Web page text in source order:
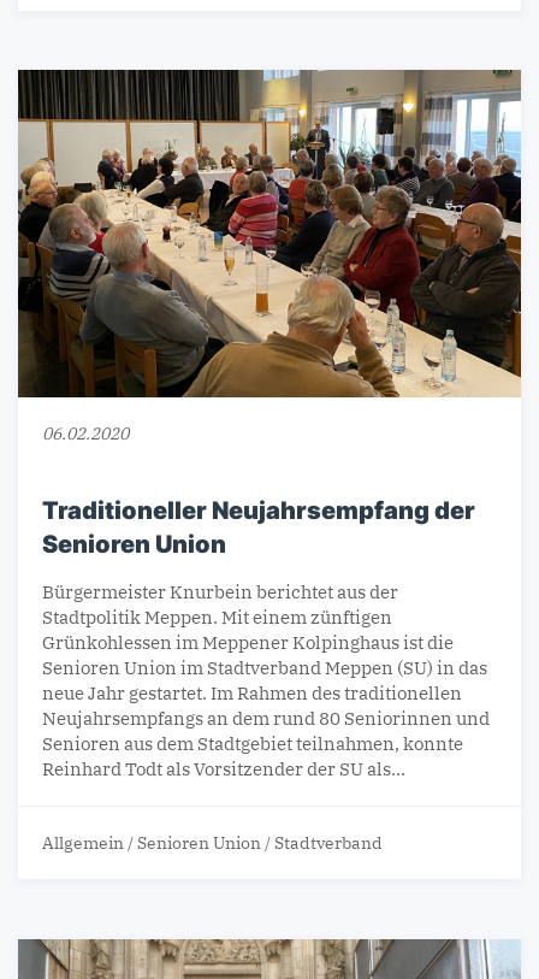
06.02.2020
Traditioneller Neujahrsempfang der
Senioren Union
Bürgermeister Knurbein berichtet aus der
Stadtpolitik Meppen. Mit einem zünftigen
Grünkohlessen im Meppener Kolpinghaus ist die
Senioren Union im Stadtverband Meppen (SU) in das
neue Jahr gestartet. Im Rahmen des traditionellen
Neujahrsempfangs an dem rund 80 Seniorinnen und
Senioren aus dem Stadtgebiet teilnahmen, konnte
Reinhard Todt als Vorsitzender der SU als…
Allgemein /Senioren Union /Stadtverband